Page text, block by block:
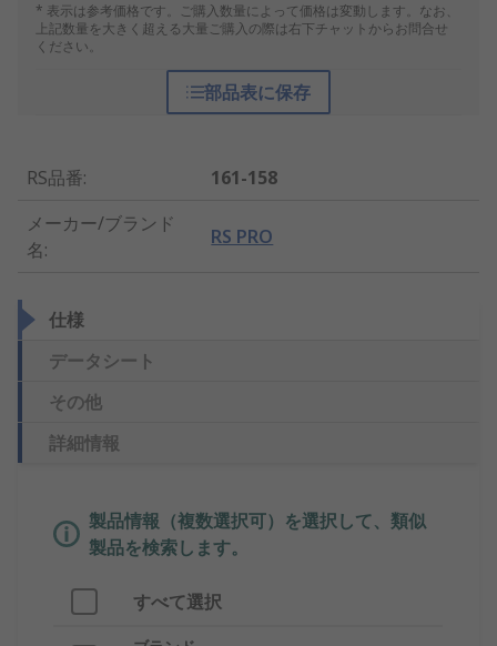
* 表示は参考価格です。ご購入数量によって価格は変動します。なお、
上記数量を大きく超える大量ご購入の際は右下チャットからお問合せ
ください。
部品表に保存
RS品番:
161-158
メーカー/ブランド
名:
RS PRO
仕様
データシート
その他
詳細情報
製品情報（複数選択可）を選択して、類似
製品を検索します。
すべて選択